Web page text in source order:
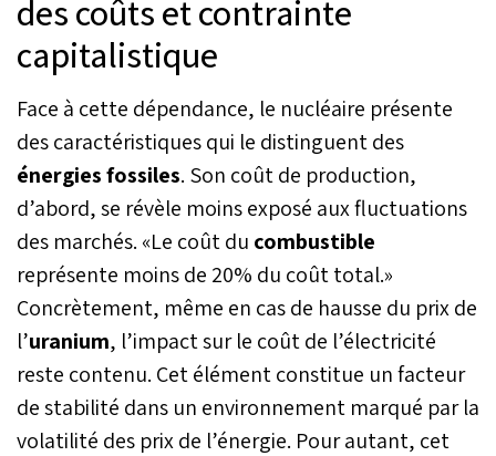
des coûts et contrainte
capitalistique
Face à cette dépendance, le nucléaire présente
des caractéristiques qui le distinguent des
énergies fossiles. Son coût de production,
d’abord, se révèle moins exposé aux fluctuations
des marchés. «Le coût du combustible
représente moins de 20% du coût total.»
Concrètement, même en cas de hausse du prix de
l’uranium, l’impact sur le coût de l’électricité
reste contenu. Cet élément constitue un facteur
de stabilité dans un environnement marqué par la
volatilité des prix de l’énergie. Pour autant, cet